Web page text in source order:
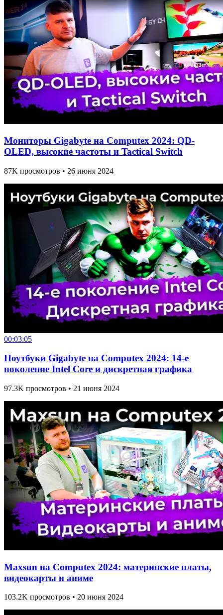
Мониторы Gigabyte на Computex 2024: QD-
OLED, высокие частоты и Tactical Switch
87K просмотров • 26 июня 2024
00:03:05
Ноутбуки Gigabyte на Computex 2024: 14-е
поколение Intel Core и дискретная графика
97.3K просмотров • 21 июня 2024
Maxsun на Computex 2024: материнские платы,
видеокарты и аниме
103.2K просмотров • 20 июня 2024